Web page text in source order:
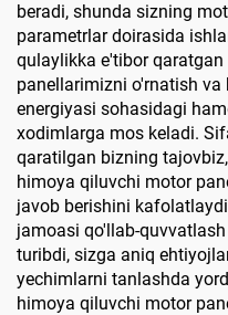
beradi, shunda sizning
parametrlar doirasida
qulaylikka e'tibor
panellarimizni o'rnatish va
energiyasi sohasidagi
xodimlarga mos keladi.
qaratilgan bizning
himoya qiluvchi motor
javob berishini
jamoasi qo'llab-
turibdi, sizga aniq
yechimlarni tanlashda
himoya qiluvchi motor